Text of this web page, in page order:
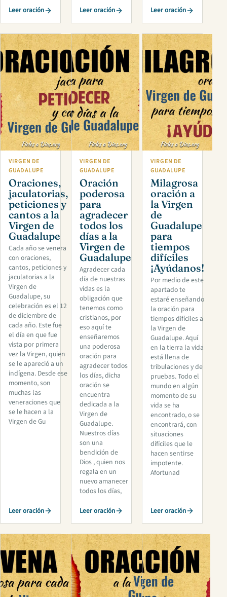
Leer oración Leer oración Leer oración
VIRGEN DE
GUADALUPE
Oraciones,
jaculatorias,
peticiones y
cantos a la
Virgen de
Guadalupe
Cada año se venera
con oraciones,
cantos, peticiones y
jaculatorias a la
Virgen de
Guadalupe, su
celebración es el 12
de diciembre de
cada año. Este fue
el día en que fue
vista por primera
vez la Virgen, quien
se le apareció a un
indígena. Desde ese
momento, son
muchas las
veneraciones que
se le hacen a la
Virgen de Gu
Leer oración
VIRGEN DE
GUADALUPE
Oración
poderosa
para
agradecer
todos los
días a la
Virgen de
Guadalupe
Agradecer cada
día de nuestras
vidas es la
obligación que
tenemos como
cristianos, por
eso aquí te
enseñaremos
una poderosa
oración para
agradecer todos
los días, dicha
oración se
encuentra
dedicada a la
Virgen de
Guadalupe.
Nuestros días
son una
bendición de
Dios , quien nos
regala en un
nuevo amanecer
todos los días,
Leer oración
VIRGEN DE
GUADALUPE
Milagrosa
oración a
la Virgen
de
Guadalupe
para
tiempos
difíciles
¡Ayúdanos!
Por medio de este
apartado te
estaré enseñando
la oración para
tiempos difíciles a
la Virgen de
Guadalupe. Aquí
en la tierra la vida
está llena de
tribulaciones y de
pruebas. Todo el
mundo en algún
momento de su
vida se ha
encontrado, o se
encontrará, con
situaciones
difíciles que le
hacen sentirse
impotente.
Afortunad
Leer oración